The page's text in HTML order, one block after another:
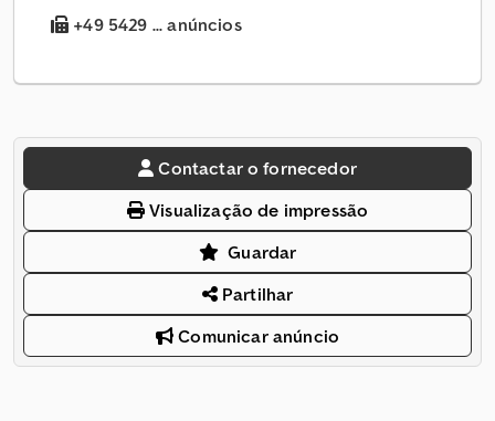
+49 5429 ... anúncios
Contactar o fornecedor
Visualização de impressão
Guardar
Partilhar
Comunicar anúncio